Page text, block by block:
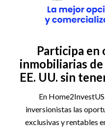
Participa en
inmobiliarias
EE. UU. sin
En
inversionistas las
exclusivas y rentables